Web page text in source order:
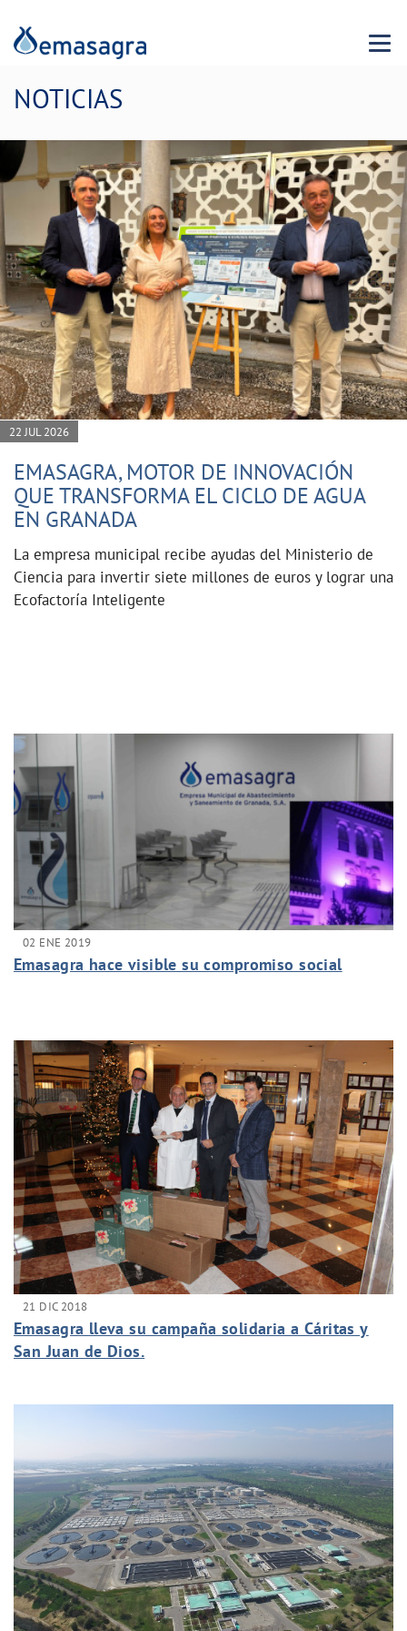
Menu
NOTICIAS
22 JUL 2026
EMASAGRA, MOTOR DE INNOVACIÓN
QUE TRANSFORMA EL CICLO DE AGUA
EN GRANADA
La empresa municipal recibe ayudas del Ministerio de
Ciencia para invertir siete millones de euros y lograr una
Ecofactoría Inteligente
02 ENE 2019
Emasagra hace visible su compromiso social
21 DIC 2018
Emasagra lleva su campaña solidaria a Cáritas y
San Juan de Dios.